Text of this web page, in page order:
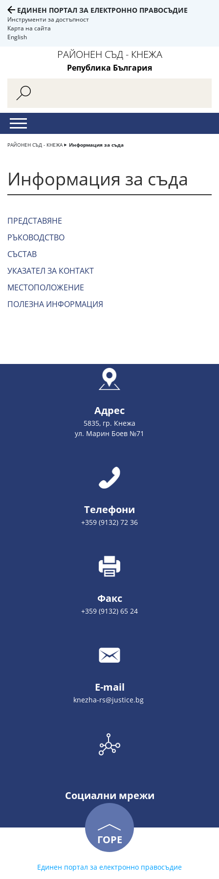
ЕДИНЕН ПОРТАЛ ЗА ЕЛЕКТРОННО ПРАВОСЪДИЕ
Инструменти за достъпност
Карта на сайта
English
РАЙОНЕН СЪД - КНЕЖА
Република България
РАЙОНЕН СЪД - КНЕЖА Информация за съда
Информация за съда
ПРЕДСТАВЯНЕ
РЪКОВОДСТВО
СЪСТАВ
УКАЗАТЕЛ ЗА КОНТАКТ
МЕСТОПОЛОЖЕНИЕ
ПОЛЕЗНА ИНФОРМАЦИЯ
Адрес
5835, гр. Кнежа
ул. Марин Боев №71
Телефони
+359 (9132) 72 36
Факс
+359 (9132) 65 24
E-mail
knezha-rs@justice.bg
Социални мрежи
ГОРЕ
Единен портал за електронно правосъдие